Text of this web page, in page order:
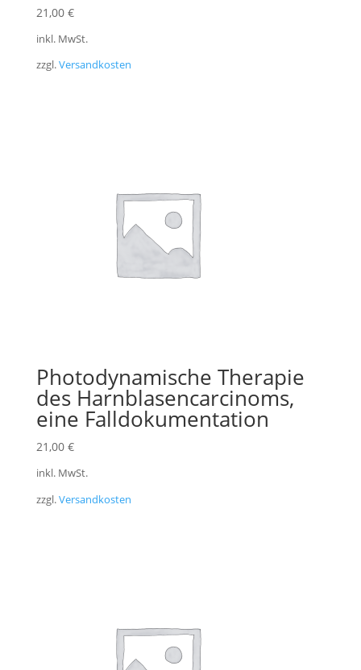
21,00 €
inkl. MwSt.
zzgl.Versandkosten
Photodynamische Therapie
des Harnblasencarcinoms,
eine Falldokumentation
21,00 €
inkl. MwSt.
zzgl.Versandkosten